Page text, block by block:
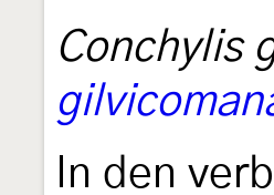
Conchylis
In den